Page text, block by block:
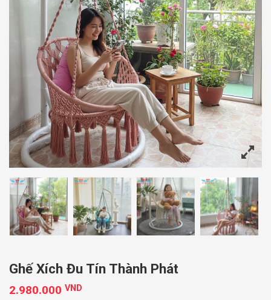
Ghế Xích Đu Tín Thành Phát
2.980.000 VND